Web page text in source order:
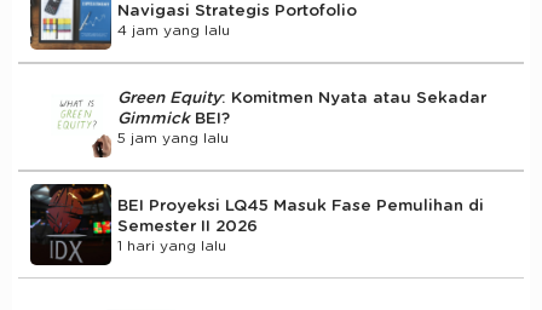
Navigasi Strategis Portofolio
4 jam yang lalu
Green Equity: Komitmen Nyata atau Sekadar
Gimmick BEI?
5 jam yang lalu
BEI Proyeksi LQ45 Masuk Fase Pemulihan di
Semester II 2026
1 hari yang lalu